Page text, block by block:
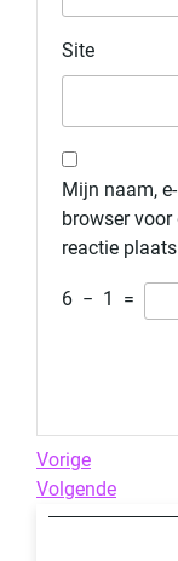
Site
Mijn naam,
browser voor
reactie
6 − 1 =
Previous
Post
Vorige
Next
Post
Volgende